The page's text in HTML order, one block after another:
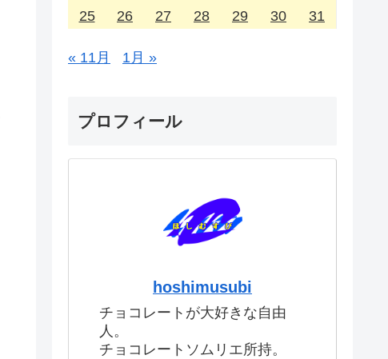
25
26 27 28 29 30 31
« 11月 1月 »
プロフィール
hoshimusubi
チョコレートが大好きな自由
人。
チョコレートソムリエ所持。